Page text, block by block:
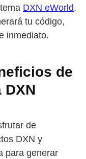
DXN eWorld,
tu código,
inmediato.
de
de
DXN y
para generar